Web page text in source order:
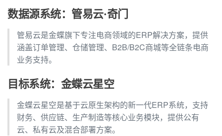
数据源系统：管易云·奇门
管易云是金蝶旗下专注电商领域的ERP解决方案，提供
涵盖订单管理、仓储管理、B2B/B2C商城等全链条电商
业务支持。
目标系统：金蝶云星空
金蝶云星空是基于云原生架构的新一代ERP系统，支持
财务、供应链、生产制造等核心业务模块，提供公有
云、私有云及混合部署方案。